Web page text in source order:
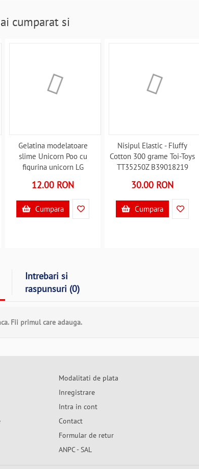
cumparat si
Gelatina modelatoare
slime Unicorn Poo cu
figurina unicorn LG
B39018168
12.00 RON
Cumpara
Nisipul Elastic - Fluffy
Cotton 300 grame Toi-Toys
TT35250Z B39018219
30.00 RON
Cumpara
Intrebari si
raspunsuri (0)
Fii primul care adauga.
Modalitati de plata
Inregistrare
Intra in cont
Contact
Formular de retur
ANPC - SAL